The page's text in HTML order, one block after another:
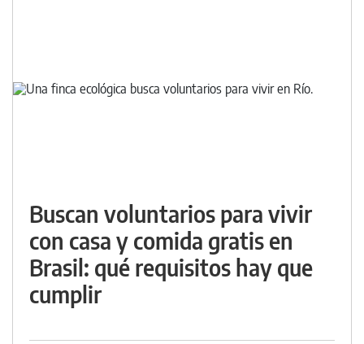
Buscan voluntarios para vivir
con casa y comida gratis en
Brasil: qué requisitos hay que
cumplir